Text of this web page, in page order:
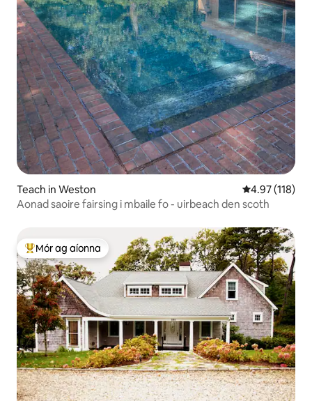
Teach in Weston Meánrátáil
4.97 (118)
Aonad saoire fairsing i mbaile fo - uirbeach den scoth
An-mhór ag aíonna
Mór ag aíonna